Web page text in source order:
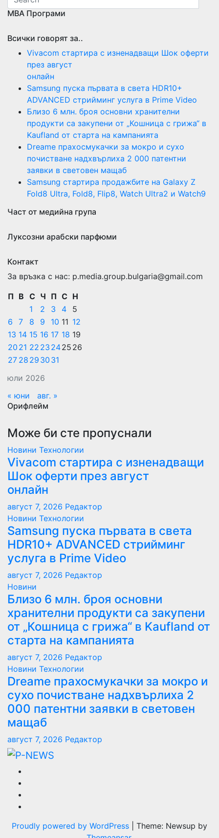
МВА Програми
Всички говорят за..
Vivacom стартира с изненадващи Шок оферти
през август
онлайн
Samsung пуска първата в света HDR10+
ADVANCED стрийминг услуга в Prime Video
Близо 6 млн. броя основни хранителни
продукти са закупени от „Кошница с грижа“ в
Kaufland от старта на кампанията
Dreame прахосмукачки за мокро и сухо
почистване надхвърлиха 2 000 патентни
заявки в световен мащаб
Samsung стартира продажбите на Galaxy Z
Fold8 Ultra, Fold8, Flip8, Watch Ultra2 и Watch9
Част от медийна група
Луксозни арабски парфюми
Контакт
За връзка с нас: p.media.group.bulgaria@gmail.com
юли 2026
П В С Ч П С Н
1
2 3 4
5
6
7 8 9 10 11 12
13 14 15 16 17 18 19
20 21 22 23 2425 26
27 28 29 30 31
« юни
авг. »
Орифлейм
Може би сте пропуснали
Новини Технологии
Vivacom стартира с изненадващи
Шок оферти през август
онлайн
август 7, 2026 Редактор
Новини Технологии
Samsung пуска първата в света
HDR10+ ADVANCED стрийминг
услуга в Prime Video
август 7, 2026 Редактор
Новини
Близо 6 млн. броя основни
хранителни продукти са закупени
от „Кошница с грижа“ в Kaufland от
старта на кампанията
август 7, 2026 Редактор
Новини Технологии
Dreame прахосмукачки за мокро и
сухо почистване надхвърлиха 2
000 патентни заявки в световен
мащаб
август 7, 2026 Редактор
Proudly powered by WordPress
Theme: Newsup by